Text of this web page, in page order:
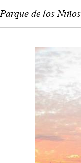
Parque de los Niños